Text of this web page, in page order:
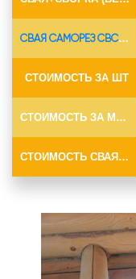
СВАЯ САМОРЕЗ СВС-Ø89*6.5
СТОИМОСТЬ ЗА ШТ
СТОИМОСТЬ ЗА МОНТАЖ
СТОИМОСТЬ СВАЯ+МОНТАЖ (БЕЗ ОГОЛОВКА)